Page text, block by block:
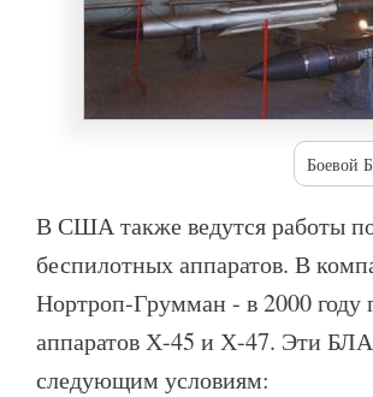
Боевой
В США также ведутся работы
беспилотных аппаратов. В
Нортроп-Грумман - в 2000
аппаратов Х-45 и Х-47. Эти
следующим условиям: